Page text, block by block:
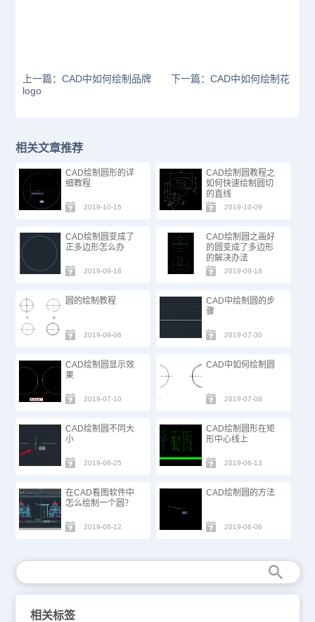
上一篇：CAD中如何绘制品牌
logo
下一篇：CAD中如何绘制花
相关文章推荐
CAD绘制圆形的详
细教程
2019-10-15
CAD绘制圆教程之
如何快速绘制圆切
的直线
2019-10-09
CAD绘制圆变成了
正多边形怎么办
2019-09-18
CAD绘制圆之画好
的圆变成了多边形
的解决办法
2019-09-18
圆的绘制教程
2019-09-06
CAD中绘制圆的步
骤
2019-07-30
CAD绘制圆显示效
果
2019-07-10
CAD中如何绘制圆
2019-07-08
CAD绘制圆不同大
小
2019-06-25
CAD绘制圆形在矩
形中心线上
2019-06-13
在CAD看图软件中
怎么绘制一个圆？
2019-06-12
CAD绘制圆的方法
2019-06-06
相关标签